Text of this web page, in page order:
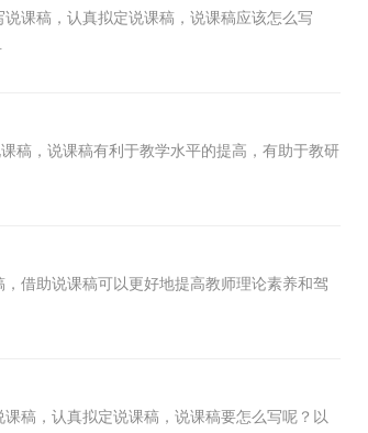
课稿，认真拟定说课稿，说课稿应该怎么写
稿，说课稿有利于教学水平的提高，有助于教研
借助说课稿可以更好地提高教师理论素养和驾
稿，认真拟定说课稿，说课稿要怎么写呢？以